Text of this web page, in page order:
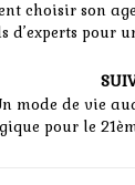
choisir son
d’experts pour
mode de vie
pour le